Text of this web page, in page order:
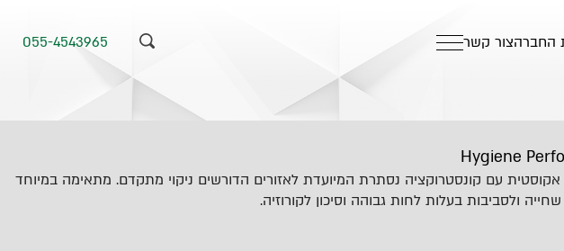
החברהצור קשר 055-4543965
Hygiene
עם קונסטרוקציה נסתרת המיועדת לאזורים הדורשים ניקוי מתקדם. מתאימה במיוחד
שחייה ולסביבות בעלות לחות גבוהה וסיכון לקורוזיה.